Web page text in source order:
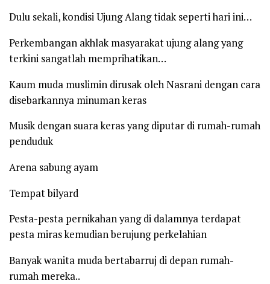
Dulu sekali, kondisi Ujung Alang tidak seperti hari ini…
Perkembangan akhlak masyarakat ujung alang yang
terkini sangatlah memprihatikan…
Kaum muda muslimin dirusak oleh Nasrani dengan cara
disebarkannya minuman keras
Musik dengan suara keras yang diputar di rumah-rumah
penduduk
Arena sabung ayam
Tempat bilyard
Pesta-pesta pernikahan yang di dalamnya terdapat
pesta miras kemudian berujung perkelahian
Banyak wanita muda bertabarruj di depan rumah-
rumah mereka..